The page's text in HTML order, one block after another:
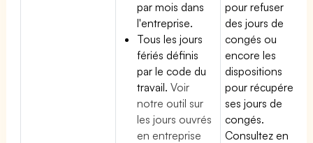
par mois dans
l'entreprise.
Tous les jours
fériés définis
par le code du
travail.Voir
notre outil sur
les jours ouvrés
en entreprise
pour refuser
des jours de
congés ou
encore les
dispositions
pour récupérer
ses jours de
congés.
Consultez en